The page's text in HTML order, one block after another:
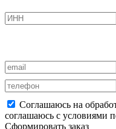
Соглашаюсь на
соглашаюсь с условиями
Сформировать заказ